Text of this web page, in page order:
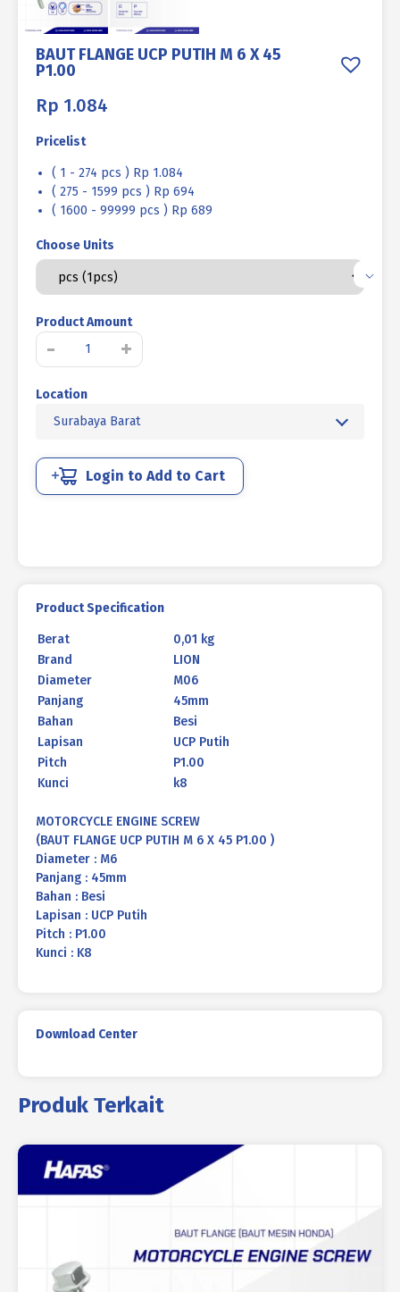
BAUT FLANGE UCP PUTIH M 6 X 45
P1.00
Rp 1.084
Pricelist
( 1 - 274 pcs ) Rp 1.084
( 275 - 1599 pcs ) Rp 694
( 1600 - 99999 pcs ) Rp 689
Choose Units
Product Amount
-
Kuantitas
UCP
PUTIH
X
45
+
Location
Surabaya Barat
Login to Add to Cart
Product Specification
Berat
0,01 kg
Brand
LION
Diameter
M06
Panjang
45mm
Bahan
Besi
Lapisan
UCP Putih
Pitch
P1.00
Kunci
k8
MOTORCYCLE ENGINE SCREW
(BAUT FLANGE UCP PUTIH M 6 X 45 P1.00 )
Diameter : M6
Panjang : 45mm
Bahan : Besi
Lapisan : UCP Putih
Pitch : P1.00
Kunci : K8
Download Center
Produk Terkait